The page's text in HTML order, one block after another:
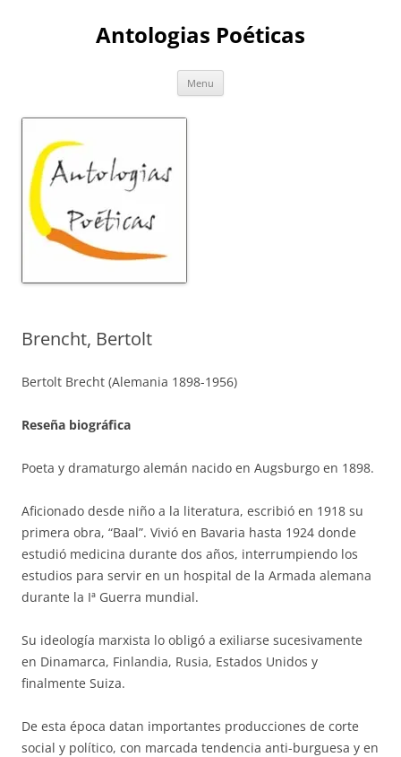
Antologias Poéticas
Menu
Brencht, Bertolt
Bertolt Brecht (Alemania 1898-1956)
Reseña biográfica
Poeta y dramaturgo alemán nacido en Augsburgo en 1898.
Aficionado desde niño a la literatura, escribió en 1918 su
primera obra, “Baal”. Vivió en Bavaria hasta 1924 donde
estudió medicina durante dos años, interrumpiendo los
estudios para servir en un hospital de la Armada alemana
durante la Iª Guerra mundial.
Su ideología marxista lo obligó a exiliarse sucesivamente
en Dinamarca, Finlandia, Rusia, Estados Unidos y
finalmente Suiza.
De esta época datan importantes producciones de corte
social y político, con marcada tendencia anti-burguesa y en